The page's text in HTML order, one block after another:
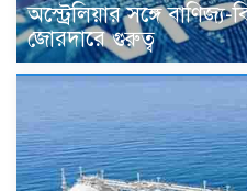
অস্ট্রেলিয়ার সঙ্গে
জোরদারে গুরুত্ব